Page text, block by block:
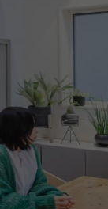
お客様の声
お知らせ・
会社概要
スタッフ紹介